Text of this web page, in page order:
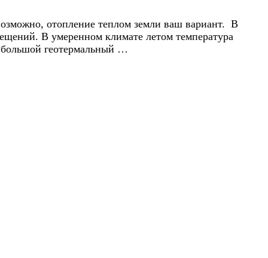
отопление теплом земли ваш вариант. В
В умеренном климате летом температура
геотермальный …